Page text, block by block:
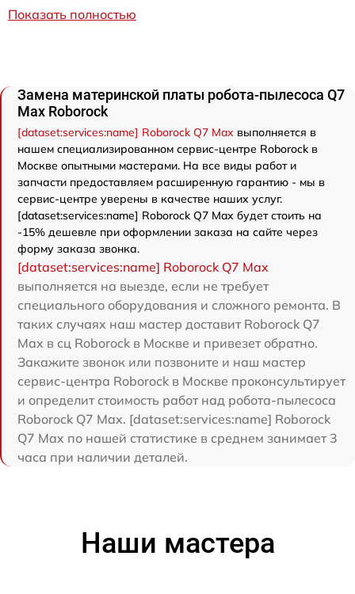
Показать полностью
Замена материнской платы робота-пылесоса Q7
Max Roborock
[dataset:services:name] Roborock Q7 Max выполняется в
нашем специализированном сервис-центре Roborock в
Москве опытными мастерами. На все виды работ и
запчасти предоставляем расширенную гарантию - мы в
сервис-центре уверены в качестве наших услуг.
[dataset:services:name] Roborock Q7 Max будет стоить на
-15% дешевле при оформлении заказа на сайте через
форму заказа звонка.
[dataset:services:name] Roborock Q7 Max
выполняется на выезде, если не требует
специального оборудования и сложного ремонта. В
таких случаях наш мастер доставит Roborock Q7
Max в сц Roborock в Москве и привезет обратно.
Закажите звонок или позвоните и наш мастер
сервис-центра Roborock в Москве проконсультирует
и определит стоимость работ над робота-пылесоса
Roborock Q7 Max. [dataset:services:name] Roborock
Q7 Max по нашей статистике в среднем занимает 3
часа при наличии деталей.
Наши мастера